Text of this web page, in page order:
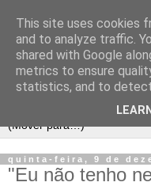
quinta-feira, 9 de
"Eu não tenho
This site uses cookies
and to analyze traffic.
shared with Google
metrics to ensure
statistics, and to detect